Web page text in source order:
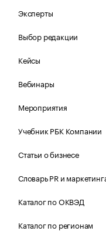
Эксперты
Выбор редакции
Кейсы
Вебинары
Мероприятия
Учебник РБК Компании
Статьи о бизнесе
Словарь PR и
Каталог по ОКВЭД
Каталог по регионам